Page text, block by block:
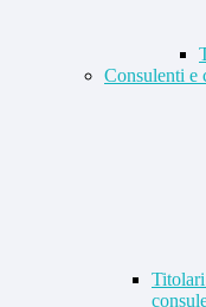
Consulenti e